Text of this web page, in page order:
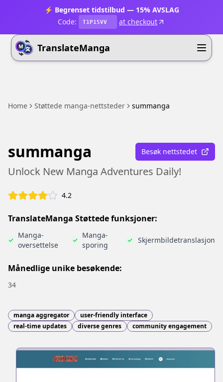
⚡ Begrenset tidstilbud — 15% AVSLAG
Code:
T1P15VV at checkout
TranslateManga
Home Støttede manga-nettsteder summanga
summanga Besøk nettstedet
Unlock New Manga Adventures Daily!
4.2
TranslateManga Støttede funksjoner:
Manga-
oversettelse
Manga-
sporing
Skjermbildetranslasjon
Månedlige unike besøkende:
34
manga aggregator
user-friendly interface
real-time updates
diverse genres community engagement